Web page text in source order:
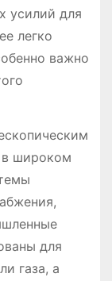
усилий для
легко
важно
в широком
для
газа, а